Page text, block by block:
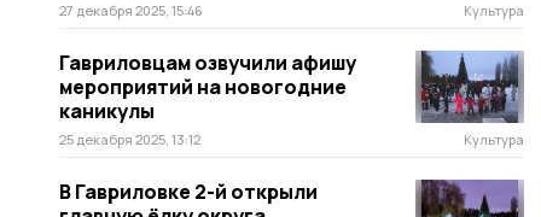
27 декабря 2025, 15:46 Культура
Гавриловцам озвучили афишу
мероприятий на новогодние
каникулы
25 декабря 2025, 13:12 Культура
В Гавриловке 2-й открыли